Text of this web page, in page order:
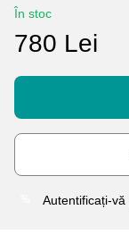
În stoc
780 Lei
Autentificați-vă